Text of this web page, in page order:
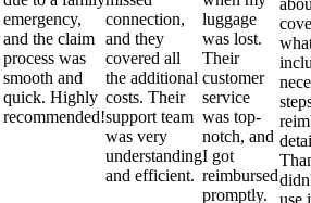
emergency,
and the claim
process was
smooth and
quick. Highly
recommended!
connection,
and they
covered all
the additional
costs. Their
support team
was very
understanding
and efficient.
luggage
was lost.
Their
customer
service
was top-
notch, and
I got
reimbursed
promptly.
use